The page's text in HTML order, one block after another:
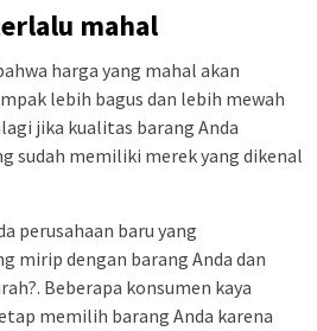
mahal
harga yang mahal akan
lebih bagus dan lebih mewah
jika kualitas barang Anda
sudah memiliki merek yang dikenal
perusahaan baru yang
mirip dengan barang Anda dan
Beberapa konsumen kaya
memilih barang Anda karena